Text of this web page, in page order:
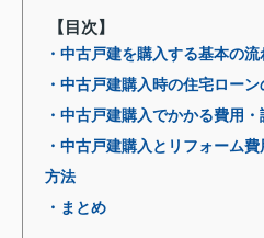
【目次】
・中古戸建を購入する基本の
・中古戸建購入時の住宅ロー
・中古戸建購入でかかる費用
・中古戸建購入とリフォーム
方法
・まとめ